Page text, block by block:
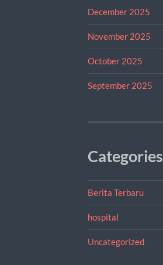
December 2025
November 2025
October 2025
September 2025
Categories
Berita Terbaru
hospital
Uncategorized